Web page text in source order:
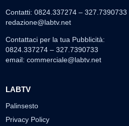
Contatti: 0824.337274 – 327.7390733
redazione@labtv.net
Contattaci per la tua Pubblicità:
0824.337274 – 327.7390733
email: commerciale@labtv.net
LABTV
Palinsesto
Privacy Policy